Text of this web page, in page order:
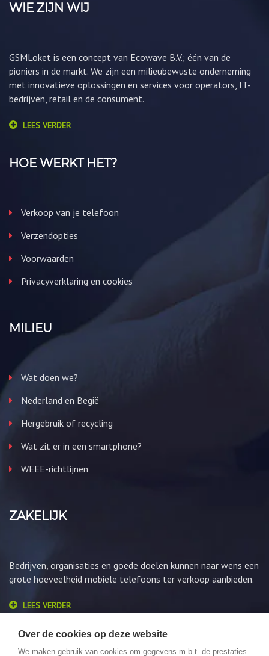
WIE ZIJN WIJ
GSMLoket is een concept van Ecowave B.V.; één van de
pioniers in de markt. We zijn een milieubewuste onderneming
met innovatieve oplossingen en services voor operators, IT-
bedrijven, retail en de consument.
LEES VERDER
HOE WERKT HET?
Verkoop van je telefoon
Verzendopties
Voorwaarden
Privacyverklaring en cookies
MILIEU
Wat doen we?
Nederland en Begië
Hergebruik of recycling
Wat zit er in een smartphone?
WEEE-richtlijnen
ZAKELIJK
Bedrijven, organisaties en goede doelen kunnen naar wens een
grote hoeveelheid mobiele telefoons ter verkoop aanbieden.
LEES VERDER
Over de cookies op deze website
We maken gebruik van cookies om gegevens m.b.t. de prestaties